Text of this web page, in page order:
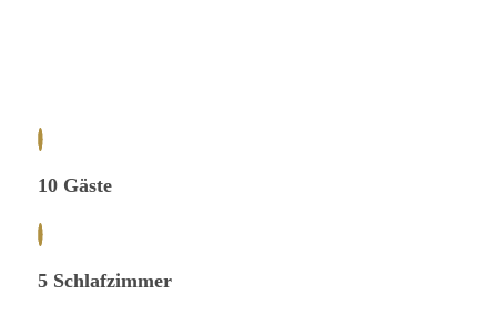
10 Gäste
5 Schlafzimmer